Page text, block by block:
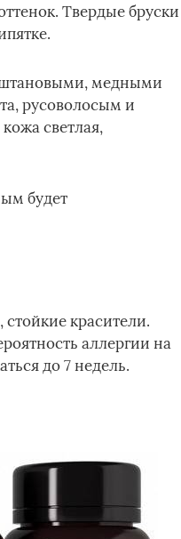
Твердые бруски
медными
русоволосым и
светлая,
будет
красители.
аллергии на
до 7 недель.